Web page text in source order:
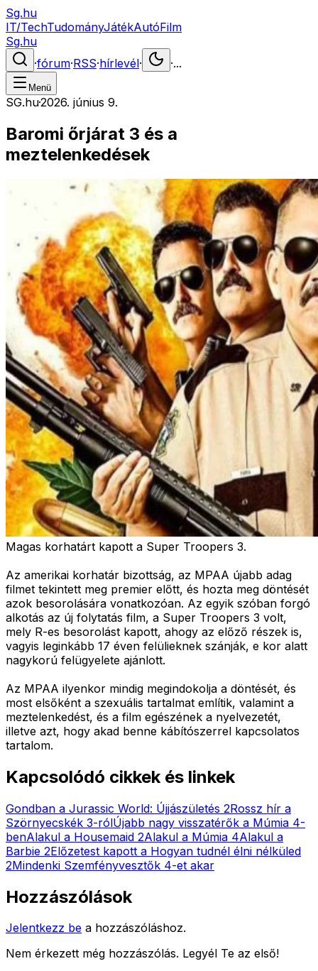
Sg.hu
IT/TechTudományJátékAutóFilm
Sg.hu
·fórum·RSS·hírlevél· ·...
Menü
SG.hu·2026. június 9.
Baromi őrjárat 3 és a
meztelenkedések
Magas korhatárt kapott a Super Troopers 3.
Az amerikai korhatár bizottság, az MPAA újabb adag
filmet tekintett meg premier előtt, és hozta meg döntését
azok besorolására vonatkozóan. Az egyik szóban forgó
alkotás az új folytatás film, a Super Troopers 3 volt,
mely R-es besorolást kapott, ahogy az előző részek is,
vagyis leginkább 17 éven felülieknek szánják, e kor alatt
nagykorú felügyelete ajánlott.
Az MPAA ilyenkor mindig megindokolja a döntését, és
most elsőként a szexuális tartalmat említik, valamint a
meztelenkedést, és a film egészének a nyelvezetét,
illetve azt, hogy akad benne kábítószerrel kapcsolatos
tartalom.
Kapcsolódó cikkek és linkek
Gondban a Jurassic World: Újjászületés 2Rossz hír a
Szörnyecskék 3-rólÚjabb nagy visszatérők a Múmia 4-
benAlakul a Housemaid 2Alakul a Múmia 4Alakul a
Barbie 2Előzetest kapott a Hogyan tudnél élni nélküled
2Mindenki Szemfényvesztők 4-et akar
Hozzászólások
Jelentkezz be a hozzászóláshoz.
Nem érkezett még hozzászólás. Legyél Te az első!